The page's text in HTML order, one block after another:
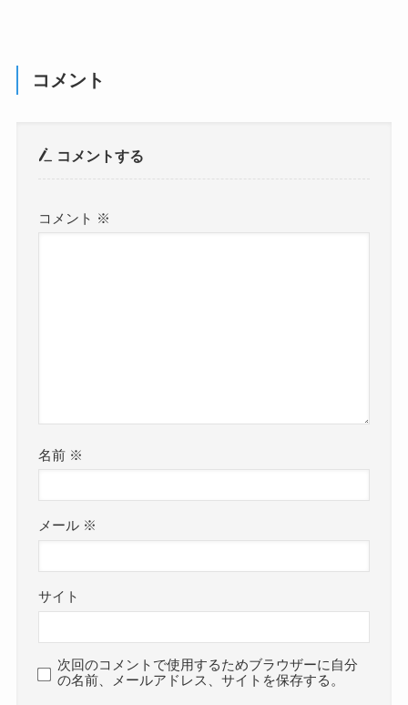
コメント
コメントする
コメント ※
名前 ※
メール ※
サイト
次回のコメントで使用するためブラウザーに自分
の名前、メールアドレス、サイトを保存する。